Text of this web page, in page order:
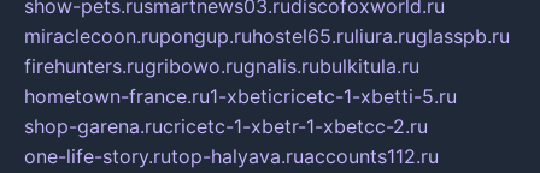
show-pets.rusmartnews03.rudiscofoxworld.ru
miraclecoon.rupongup.ruhostel65.ruliura.ruglasspb.ru
firehunters.rugribowo.rugnalis.rubulkitula.ru
hometown-france.ru1-xbeticricetc-1-xbetti-5.ru
shop-garena.rucricetc-1-xbetr-1-xbetcc-2.ru
one-life-story.rutop-halyava.ruaccounts112.ru